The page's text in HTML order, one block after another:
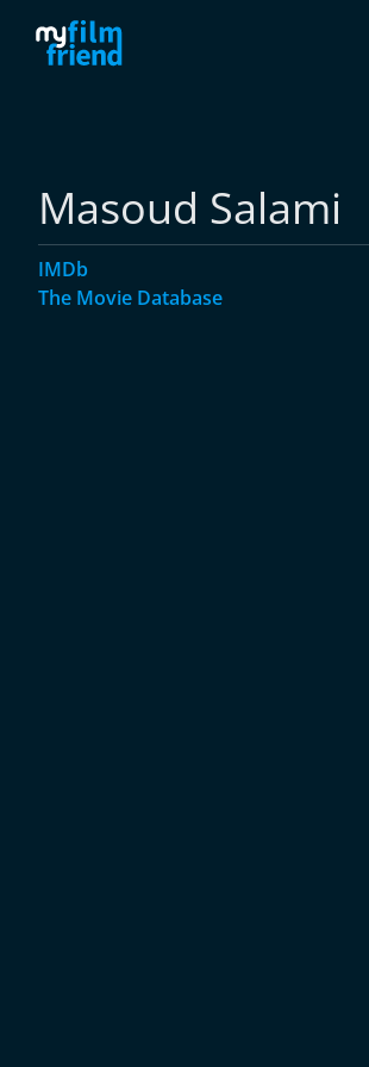
Masoud Salami
IMDb
The Movie Database